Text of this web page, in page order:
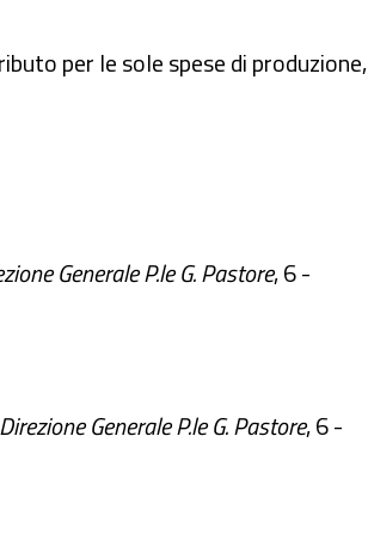
per le sole spese di produzione,
Generale P.le G. Pastore, 6 -
Generale P.le G. Pastore, 6 -